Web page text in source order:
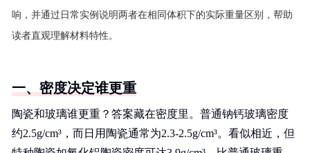
响，并通过日常实例说明两者在相同体积下的实际重量区别，帮助
读者直观理解材料特性。
一、密度决定谁更重
陶瓷和玻璃谁更重？答案藏在密度里。普通钠钙玻璃密度
约2.5g/cm³，而日用陶瓷通常为2.3-2.5g/cm³。看似相近，但